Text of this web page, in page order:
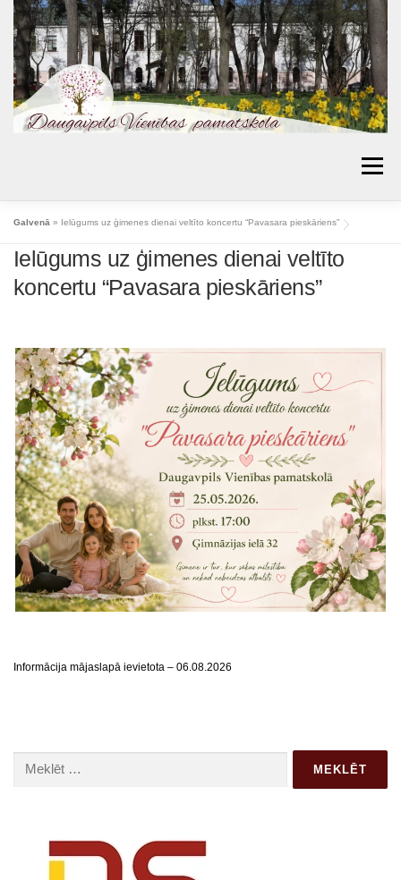
Skip
content
Menu
AKTUALITĀTES PAR SKOLU IZGLĪTĪBA
VECĀKIEM BIBLIOTĒKA PROJEKTI
KONTAKTI TOPOŠIE PIRMKLASNIEKI
ĒDIENKARTES
Galvenā » Ielūgums uz ģimenes dienai veltīto koncertu “Pavasara pieskāriens”
Ielūgums uz ģimenes dienai veltīto
koncertu “Pavasara pieskāriens”
Informācija mājaslapā ievietota – 06.08.2026